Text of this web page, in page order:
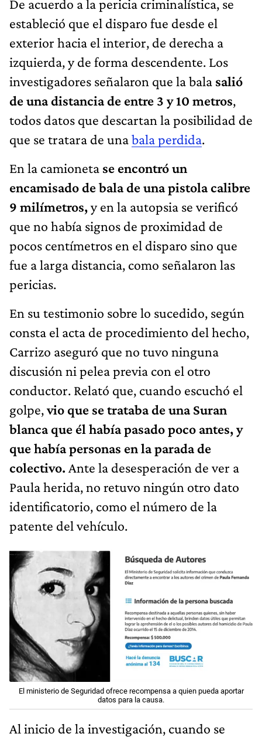
De acuerdo a la pericia criminalística, se
estableció que el disparo fue desde el
exterior hacia el interior, de derecha a
izquierda, y de forma descendente. Los
investigadores señalaron que la bala salió
de una distancia de entre 3 y 10 metros,
todos datos que descartan la posibilidad de
que se tratara de unabala perdida.
En la camioneta se encontró un
encamisado de bala de una pistola calibre
9 milímetros,y en la autopsia se verificó
que no había signos de proximidad de
pocos centímetros en el disparo sino que
fue a larga distancia, como señalaron las
pericias.
En su testimonio sobre lo sucedido, según
consta el acta de procedimiento del hecho,
Carrizo aseguró que no tuvo ninguna
discusión ni pelea previa con el otro
conductor. Relató que, cuando escuchó el
golpe,vio que se trataba de una Suran
blanca que él había pasado poco antes, y
que había personas en la parada de
colectivo. Ante la desesperación de ver a
Paula herida, no retuvo ningún otro dato
identificatorio, como el número de la
patente del vehículo.
El ministerio de Seguridad ofrece recompensa a quien pueda aportar
datos para la causa.
Al inicio de la investigación, cuando se